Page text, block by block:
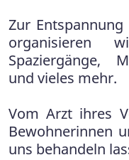
Zur
organisieren
Spaziergänge,
und vieles mehr.
Vom Arzt ihres
Bewohnerinnen
uns behandeln